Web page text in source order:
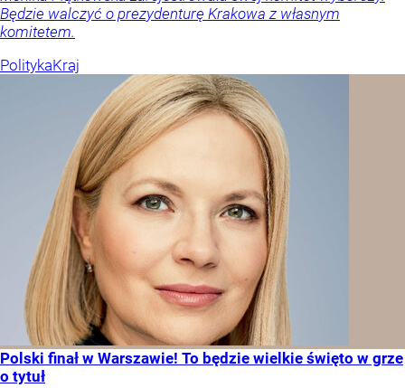
Będzie walczyć o prezydenturę Krakowa z własnym
komitetem.
PolitykaKraj
Polski finał w Warszawie! To będzie wielkie święto w grze
o tytuł